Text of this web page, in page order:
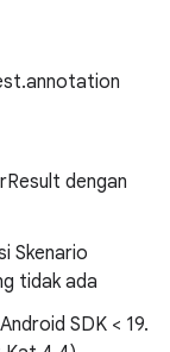
dengan
Skenario
tidak ada
SDK < 19.